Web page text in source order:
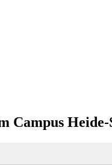
Campus Heide-